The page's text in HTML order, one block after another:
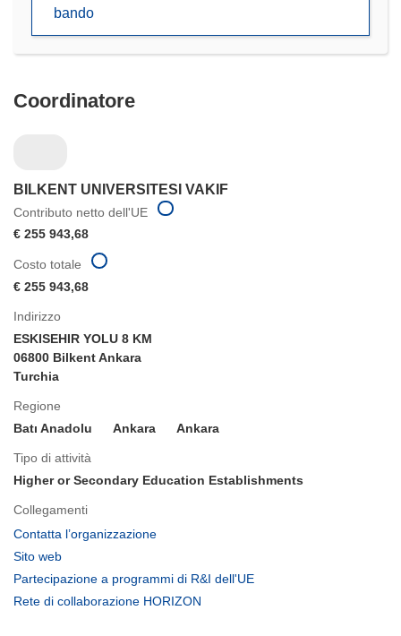
nuova
bando
Coordinatore
BILKENT UNIVERSITESI VAKIF
Contributo netto dell'UE
€ 255 943,68
Indirizzo
ESKISEHIR YOLU 8 KM
06800 Bilkent Ankara
Turchia
Regione
Batı Anadolu
Ankara Ankara
Tipo di attività
Higher or Secondary Education Establishments
Collegamenti
Contatta l’organizzazione
nuova
Sito web
apre
Partecipazione a programmi di R&I dell'UE
Rete di collaborazione HORIZON
Costo totale
€ 255 943,68